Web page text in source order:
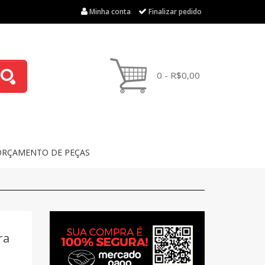
Minha conta Finalizar pedido
0 - R$0,00
DE PEÇAS